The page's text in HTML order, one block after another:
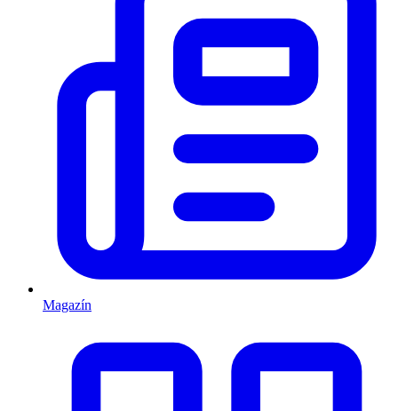
Magazín